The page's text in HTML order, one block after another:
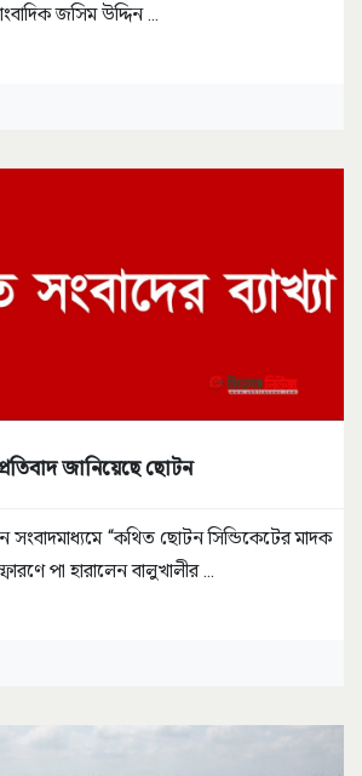
জসিম উদ্দিন ...
জানিয়েছে ছোটন
সংবাদমাধ্যমে “কথিত ছোটন সিন্ডিকেটের মাদক
পা হারালেন বালুখালীর...